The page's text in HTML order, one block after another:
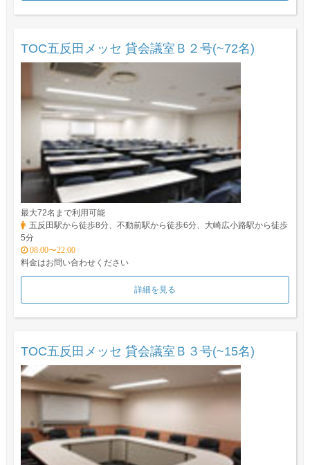
TOC五反田メッセ 貸会議室Ｂ２号(~72名)
最大72名まで利用可能
五反田駅から徒歩8分、不動前駅から徒歩6分、大崎広小路駅から徒歩
5分
08:00〜22:00
料金はお問い合わせください
詳細を見る
TOC五反田メッセ 貸会議室Ｂ３号(~15名)